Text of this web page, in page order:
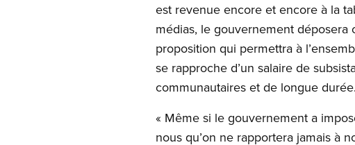
est revenue encore et encore à la
médias, le gouvernement déposera
proposition qui permettra à
se rapproche d’un salaire de
communautaires et de longue durée.
« Même si le gouvernement a
nous qu’on ne rapportera jamais à